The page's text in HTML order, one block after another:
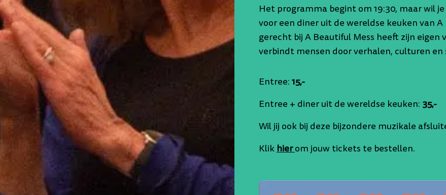
Het programma begint om 19:30, maar wil
voor een diner uit de wereldse keuken van
gerecht bij A Beautiful Mess heeft zijn
verbindt mensen door verhalen, culturen en
Entree: 15,-
Entree + diner uit de wereldse keuken: 35,-
Wil jij ook bij deze bijzondere muzikale
Klik hierom jouw tickets te bestellen.